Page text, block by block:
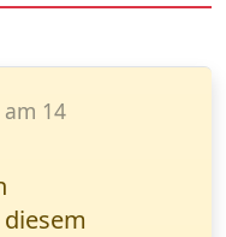
23
Kurier